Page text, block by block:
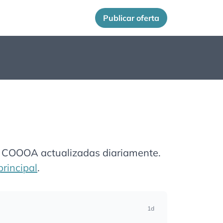
Publicar oferta
actualizadas diariamente.
.
1d